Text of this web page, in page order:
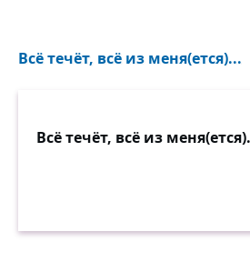
Всё течёт, всё из меня(ется)...
Всё течёт, всё из меня(ется).